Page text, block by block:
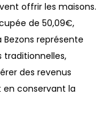
offrir les maisons.
de 50,09€,
représente
traditionnelles,
des revenus
conservant la